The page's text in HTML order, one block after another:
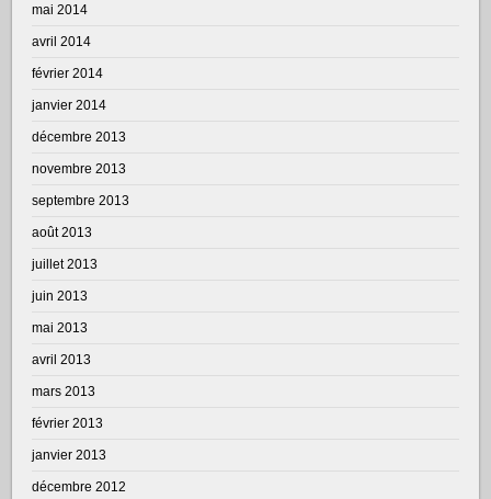
mai 2014
avril 2014
février 2014
janvier 2014
décembre 2013
novembre 2013
septembre 2013
août 2013
juillet 2013
juin 2013
mai 2013
avril 2013
mars 2013
février 2013
janvier 2013
décembre 2012